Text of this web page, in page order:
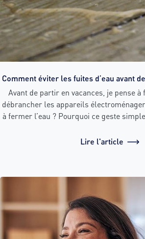
Comment éviter les fuites d’eau avant
Avant de partir en vacances, je pense
débrancher les appareils
à fermer l’eau ? Pourquoi ce geste
Lire l'article